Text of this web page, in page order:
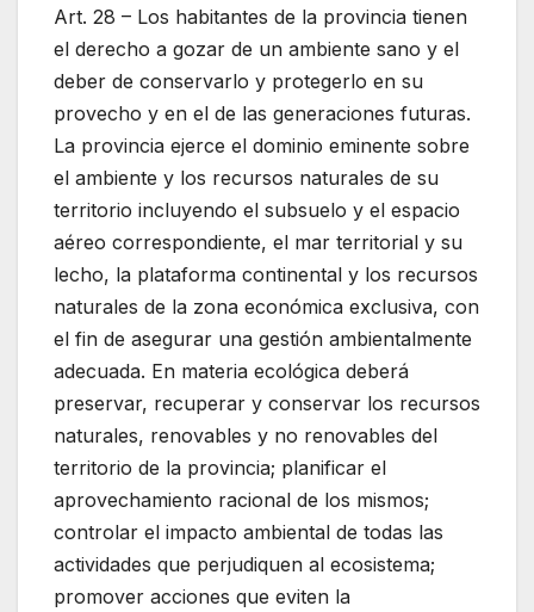
Art. 28 – Los habitantes de la provincia tienen
el derecho a gozar de un ambiente sano y el
deber de conservarlo y protegerlo en su
provecho y en el de las generaciones futuras.
La provincia ejerce el dominio eminente sobre
el ambiente y los recursos naturales de su
territorio incluyendo el subsuelo y el espacio
aéreo correspondiente, el mar territorial y su
lecho, la plataforma continental y los recursos
naturales de la zona económica exclusiva, con
el fin de asegurar una gestión ambientalmente
adecuada. En materia ecológica deberá
preservar, recuperar y conservar los recursos
naturales, renovables y no renovables del
territorio de la provincia; planificar el
aprovechamiento racional de los mismos;
controlar el impacto ambiental de todas las
actividades que perjudiquen al ecosistema;
promover acciones que eviten la